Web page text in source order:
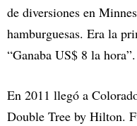
de diversiones en
hamburguesas. Era la
“Ganaba US$ 8 la hora”.
En 2011 llegó a
Double Tree by Hilton.